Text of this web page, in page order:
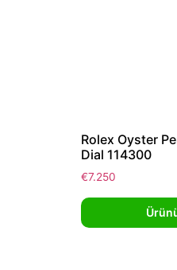
Rolex Oyster
Dial 114300
€7.250